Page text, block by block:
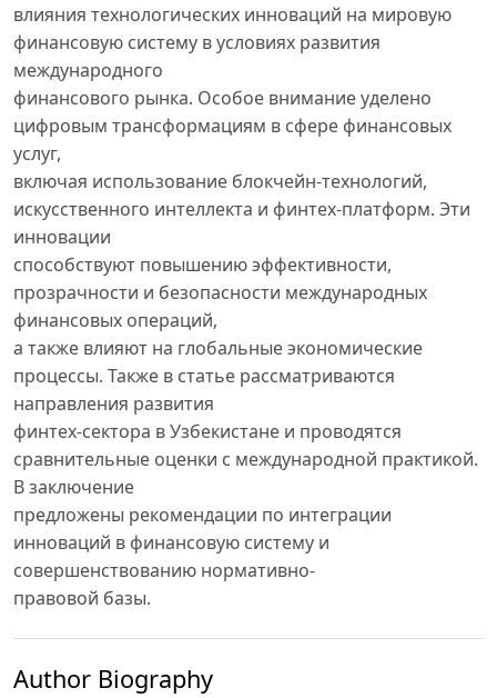
влияния технологических инноваций на мировую
финансовую систему в условиях развития
международного
финансового рынка. Особое внимание уделено
цифровым трансформациям в сфере финансовых
услуг,
включая использование блокчейн-технологий,
искусственного интеллекта и финтех-платформ. Эти
инновации
способствуют повышению эффективности,
прозрачности и безопасности международных
финансовых операций,
а также влияют на глобальные экономические
процессы. Также в статье рассматриваются
направления развития
финтех-сектора в Узбекистане и проводятся
сравнительные оценки с международной практикой.
В заключение
предложены рекомендации по интеграции
инноваций в финансовую систему и
совершенствованию нормативно-
правовой базы.
Author Biography